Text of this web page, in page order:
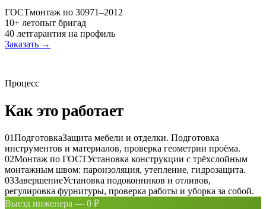
ГОСТмонтаж по 30971–2012
10+ летопыт бригад
40 летгарантия на профиль
Заказать →
Процесс
Как это работает
01ПодготовкаЗащита мебели и отделки. Подготовка
инструментов и материалов, проверка геометрии проёма.
02Монтаж по ГОСТУстановка конструкции с трёхслойным
монтажным швом: пароизоляция, утепление, гидрозащита.
03ЗавершениеУстановка подоконников и отливов,
регулировка фурнитуры, проверка работы и уборка за собой.
Выезд инженера — 0 ₽